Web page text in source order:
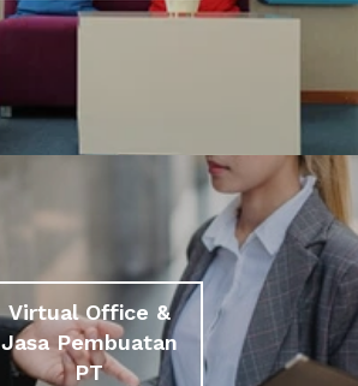
Virtual Office &
Jasa Pembuatan
PT